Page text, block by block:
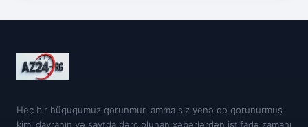
Heç bir hüququmuz qorunmur, amma siz yenə də qorunurmuş
kimi davranın və saytda dərc olunan xəbərlərdən istifadə zamanı